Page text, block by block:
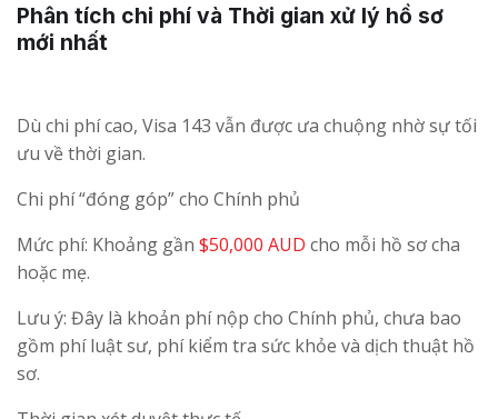
Phân tích chi phí và Thời gian xử lý hồ sơ
mới nhất
Dù chi phí cao, Visa 143 vẫn được ưa chuộng nhờ sự tối
ưu về thời gian.
Chi phí “đóng góp” cho Chính phủ
Mức phí: Khoảng gần $50,000 AUD cho mỗi hồ sơ cha
hoặc mẹ.
Lưu ý: Đây là khoản phí nộp cho Chính phủ, chưa bao
gồm phí luật sư, phí kiểm tra sức khỏe và dịch thuật hồ
sơ.